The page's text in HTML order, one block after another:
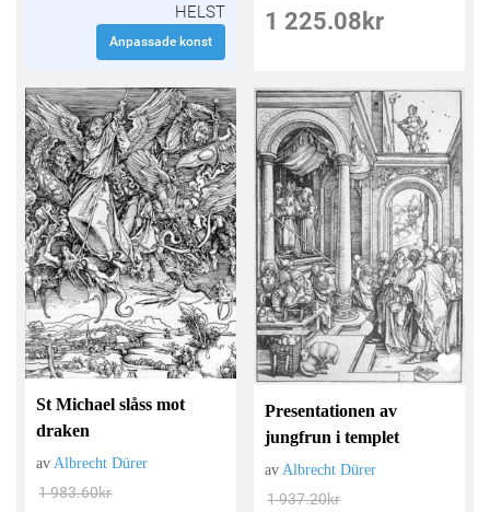
HELST
Anpassade konst
1 225.08 kr
St Michael slåss mot
draken
avAlbrecht Dürer
1 983.60kr
Presentationen av
jungfrun i templet
av Albrecht Dürer
1 937.20kr